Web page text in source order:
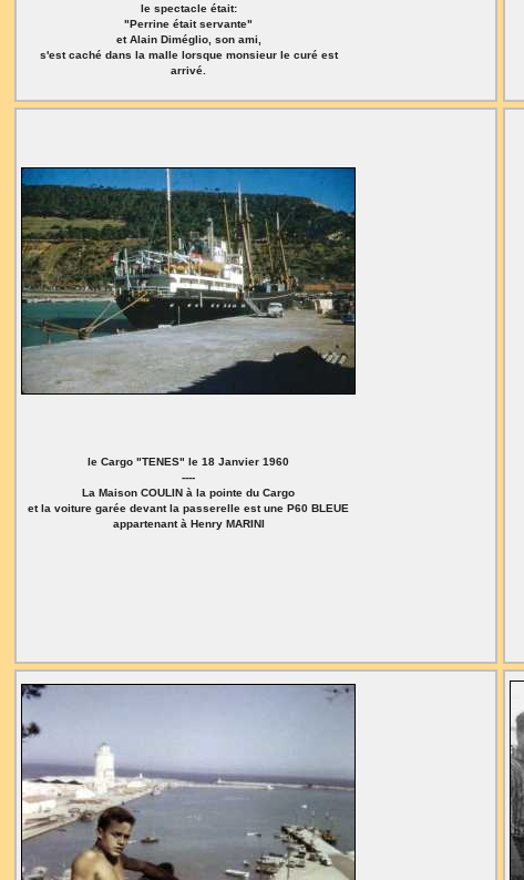
le spectacle était:
"Perrine était servante"
et Alain Diméglio, son ami,
s'est caché dans la malle lorsque monsieur le curé est
arrivé.
le Cargo "TENES" le 18 Janvier 1960
----
La Maison COULIN à la pointe du Cargo
et la voiture garée devant la passerelle est une P60 BLEUE
appartenant à Henry MARINI